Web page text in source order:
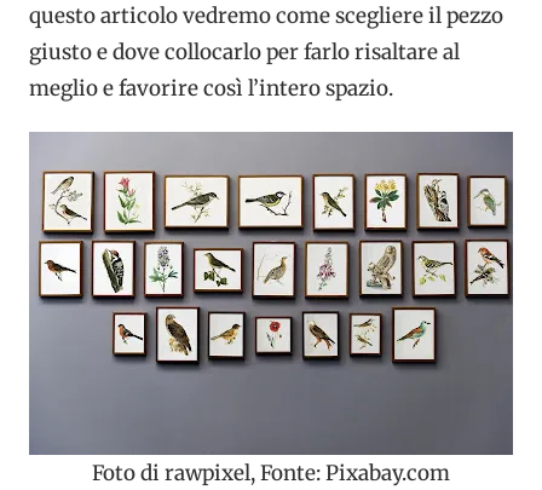
questo articolo vedremo come scegliere il pezzo
giusto e dove collocarlo per farlo risaltare al
meglio e favorire così l’intero spazio.
Foto di rawpixel, Fonte: Pixabay.com